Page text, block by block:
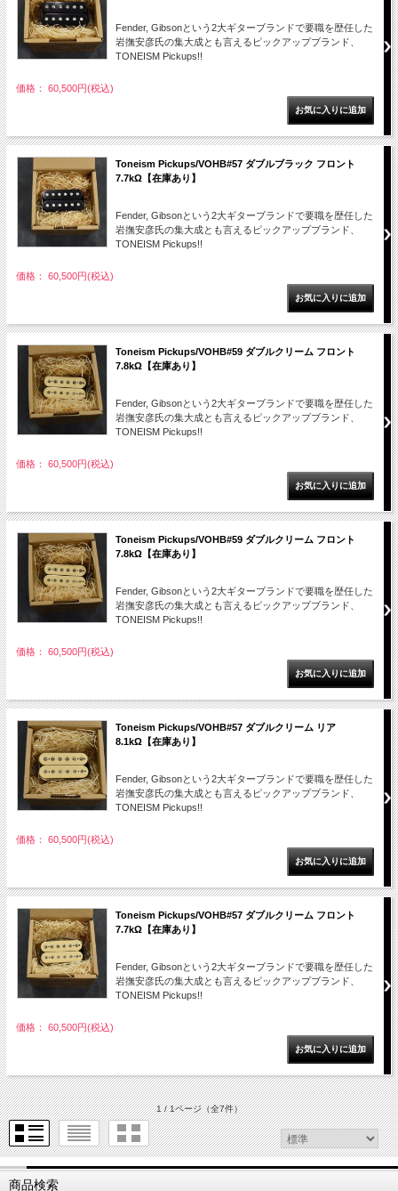
Fender, Gibsonという2大ギターブランドで要職を歴任した
岩撫安彦氏の集大成とも言えるピックアップブランド、
TONEISM Pickups!!
価格： 60,500円(税込)
Toneism Pickups/VOHB#57 ダブルブラック フロント
7.7kΩ【在庫あり】
Fender, Gibsonという2大ギターブランドで要職を歴任した
岩撫安彦氏の集大成とも言えるピックアップブランド、
TONEISM Pickups!!
価格： 60,500円(税込)
Toneism Pickups/VOHB#59 ダブルクリーム フロント
7.8kΩ【在庫あり】
Fender, Gibsonという2大ギターブランドで要職を歴任した
岩撫安彦氏の集大成とも言えるピックアップブランド、
TONEISM Pickups!!
価格： 60,500円(税込)
Toneism Pickups/VOHB#59 ダブルクリーム フロント
7.8kΩ【在庫あり】
Fender, Gibsonという2大ギターブランドで要職を歴任した
岩撫安彦氏の集大成とも言えるピックアップブランド、
TONEISM Pickups!!
価格： 60,500円(税込)
Toneism Pickups/VOHB#57 ダブルクリーム リア
8.1kΩ【在庫あり】
Fender, Gibsonという2大ギターブランドで要職を歴任した
岩撫安彦氏の集大成とも言えるピックアップブランド、
TONEISM Pickups!!
価格： 60,500円(税込)
Toneism Pickups/VOHB#57 ダブルクリーム フロント
7.7kΩ【在庫あり】
Fender, Gibsonという2大ギターブランドで要職を歴任した
岩撫安彦氏の集大成とも言えるピックアップブランド、
TONEISM Pickups!!
価格： 60,500円(税込)
1 / 1ページ（全7件）
商品検索